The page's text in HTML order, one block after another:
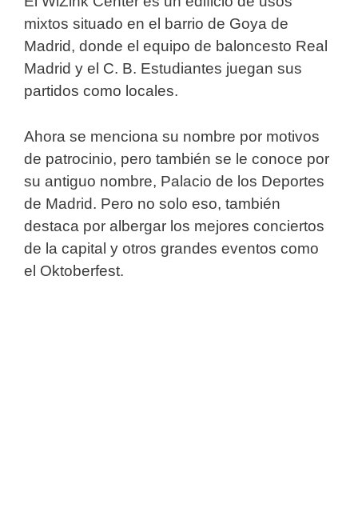
mixtos situado en el barrio de Goya de
Madrid, donde el equipo de baloncesto Real
Madrid y el C. B. Estudiantes juegan sus
partidos como locales.
Ahora se menciona su nombre por motivos
de patrocinio, pero también se le conoce por
su antiguo nombre, Palacio de los Deportes
de Madrid. Pero no solo eso, también
destaca por albergar los mejores conciertos
de la capital y otros grandes eventos como
el Oktoberfest.